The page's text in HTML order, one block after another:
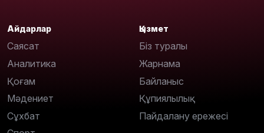
Айдарлар
Саясат
Аналитика
Қоғам
Мәдениет
Сұхбат
Қызмет
Біз туралы
Жарнама
Байланыс
Құпиялылық
Пайдалану ережесі